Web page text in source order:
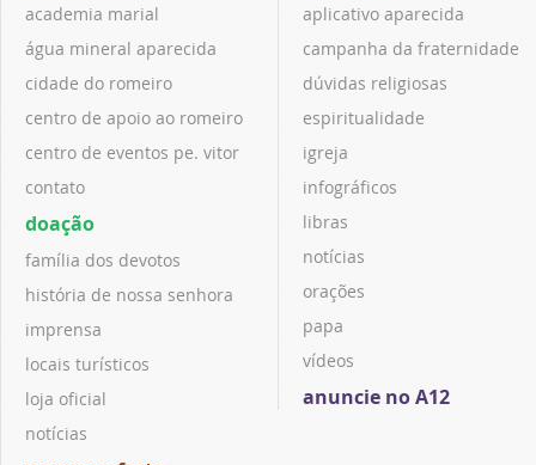
academia marial
água mineral aparecida
cidade do romeiro
centro de apoio ao romeiro
centro de eventos pe. vitor
contato
doação
família dos devotos
história de nossa senhora
imprensa
locais turísticos
loja oficial
notícias
aplicativo aparecida
campanha da fraternidade
dúvidas religiosas
espiritualidade
igreja
infográficos
libras
notícias
orações
papa
vídeos
anuncie no A12